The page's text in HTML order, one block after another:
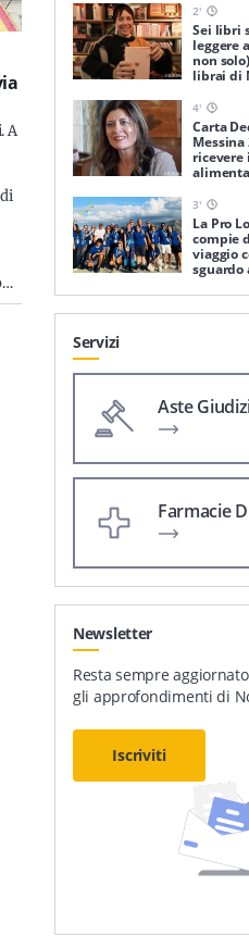
A
2'
Sei libri
leggere
non
librai di
4'
Carta
Messina
3'
La Pro
compie
viaggio
Servizi
Aste
Farmacie
Newsletter
Resta sempre
gli approfondimenti di
Iscriviti